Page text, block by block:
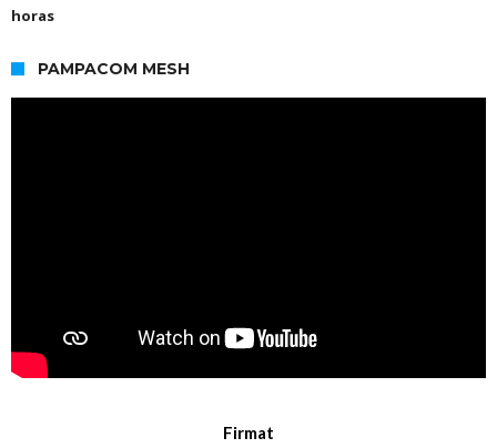
horas
PAMPACOM MESH
Firmat